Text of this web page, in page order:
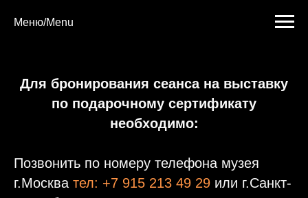
Меню/Menu
Для бронирования сеанса на выставку
по подарочному сертификату
необходимо:
Позвонить по номеру телефона музея
г.Москва тел: +7 915 213 49 29 или г.Санкт-